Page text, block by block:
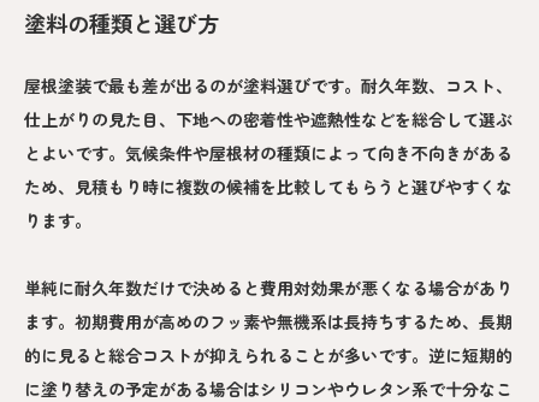
塗料の種類と選び方
屋根塗装で最も差が出るのが塗料選びです。耐久年数、コスト、
仕上がりの見た目、下地への密着性や遮熱性などを総合して選ぶ
とよいです。気候条件や屋根材の種類によって向き不向きがある
ため、見積もり時に複数の候補を比較してもらうと選びやすくな
ります。
単純に耐久年数だけで決めると費用対効果が悪くなる場合があり
ます。初期費用が高めのフッ素や無機系は長持ちするため、長期
的に見ると総合コストが抑えられることが多いです。逆に短期的
に塗り替えの予定がある場合はシリコンやウレタン系で十分なこ